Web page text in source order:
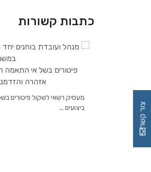
כתבות קשורות
פיטורים בשל אי התאמה
אזהרה
מעסיק רשאי לשקול פיטורים
ביצועים ...
צור קשר